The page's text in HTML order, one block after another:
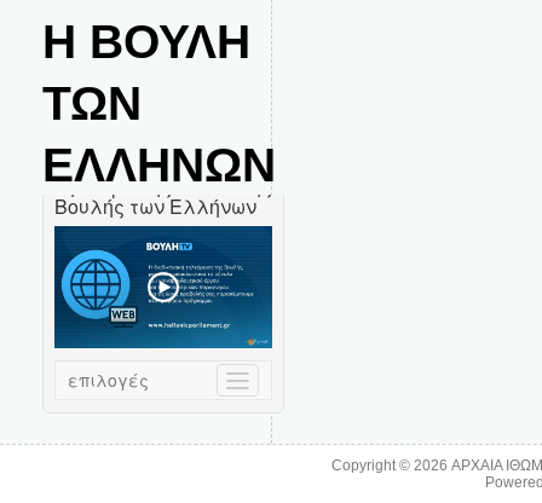
Η ΒΟΥΛΗ
ΤΩΝ
ΕΛΛΗΝΩΝ
Copyright © 2026ΑΡΧΑΙΑ